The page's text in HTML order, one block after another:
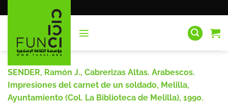
al
SENDER, Ramón J., Cabrerizas Altas. Arabescos.
Impresiones del carnet de un soldado, Melilla,
Ayuntamiento (Col. La Biblioteca de Melilla), 1990.